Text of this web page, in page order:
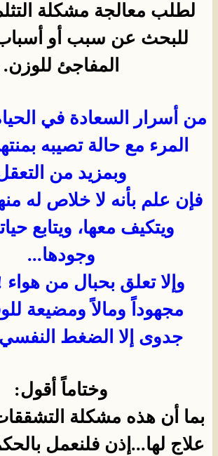
لطلب معالجة مشكلة
للبحث عن سبب أو أسباب
المفاجئ للوزن.
من أسرار السعادة في
المرء مع حالة تصيبه
وبمزيد من
فإن علم بأنه لا خلاص له
ويتكيف معها، ويتابع
وجودها...
وإلا تعلق بحبال من هواء
مجهوداً ومالاً ومضيعة
جدوى إلا الضغط النفسي
وختاماً أقول:
بما أن هذه مشكلة
علاج لها...إذن فلنعمل